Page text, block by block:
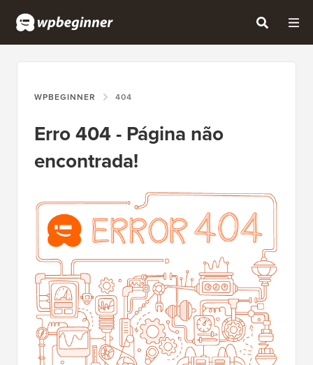
WPBEGINNER 404
Erro 404 - Página não
encontrada!